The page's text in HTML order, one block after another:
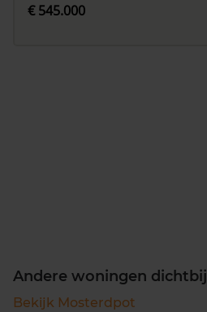
€ 545.000
Andere woningen dichtbij
Bekijk Mosterdpot